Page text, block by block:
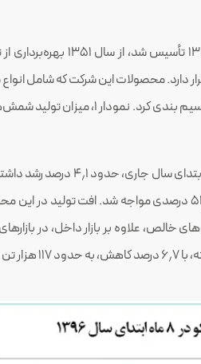
قرار دارد. محصولات این شرکت که
میزان تولید سایر محصولات ایرالکو از جمله بیلت و شمش‌های آلیاژی
علاوه بر بازار داخل، در